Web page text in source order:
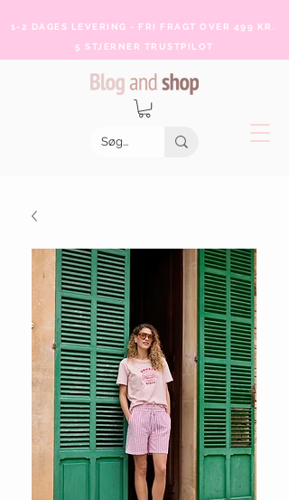
1-2 DAGES LEVERING - FRI FRAGT OVER 499 KR.
5 STJERNER TRUSTPILOT